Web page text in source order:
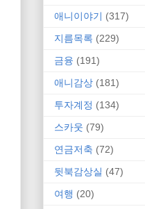
애니이야기 (317)
지름목록 (229)
금융 (191)
애니감상 (181)
투자계정 (134)
스카웃 (79)
연금저축 (72)
뒷북감상실 (47)
여행 (20)